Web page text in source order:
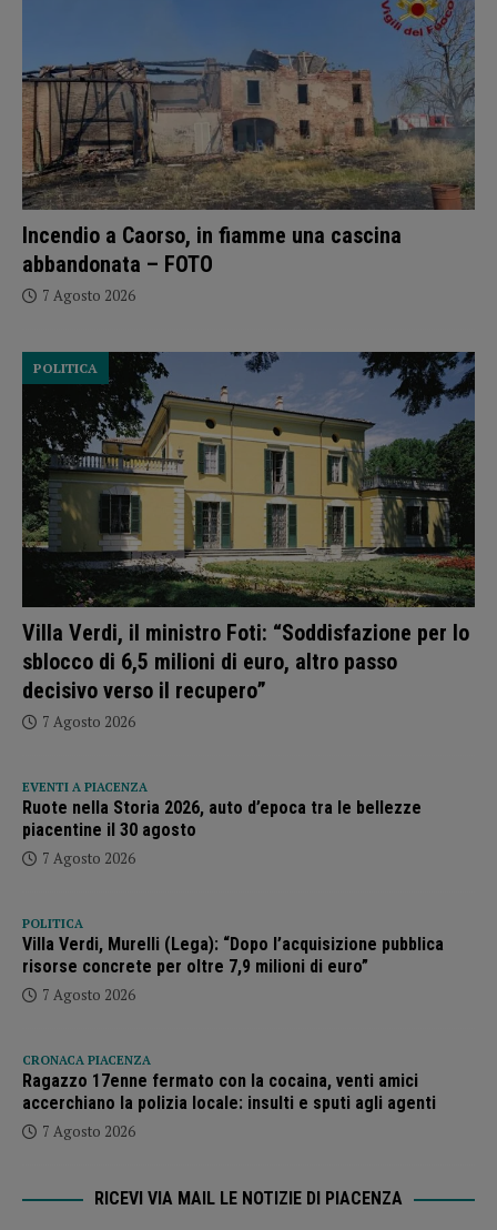
Incendio a Caorso, in fiamme una cascina
abbandonata – FOTO
7 Agosto 2026
Villa Verdi, il ministro Foti: “Soddisfazione per lo
sblocco di 6,5 milioni di euro, altro passo
decisivo verso il recupero”
POLITICA
7 Agosto 2026
EVENTI A PIACENZA
Ruote nella Storia 2026, auto d’epoca tra le bellezze
piacentine il 30 agosto
7 Agosto 2026
POLITICA
Villa Verdi, Murelli (Lega): “Dopo l’acquisizione pubblica
risorse concrete per oltre 7,9 milioni di euro”
7 Agosto 2026
CRONACA PIACENZA
Ragazzo 17enne fermato con la cocaina, venti amici
accerchiano la polizia locale: insulti e sputi agli agenti
7 Agosto 2026
RICEVI VIA MAIL LE NOTIZIE DI PIACENZA